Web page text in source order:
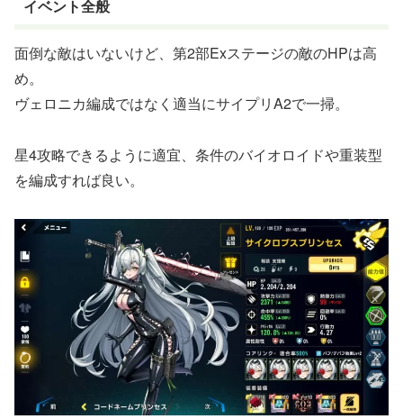
イベント全般
面倒な敵はいないけど、第2部Exステージの敵のHPは高
め。
ヴェロニカ編成ではなく適当にサイプリA2で一掃。
星4攻略できるように適宜、条件のバイオロイドや重装型
を編成すれば良い。